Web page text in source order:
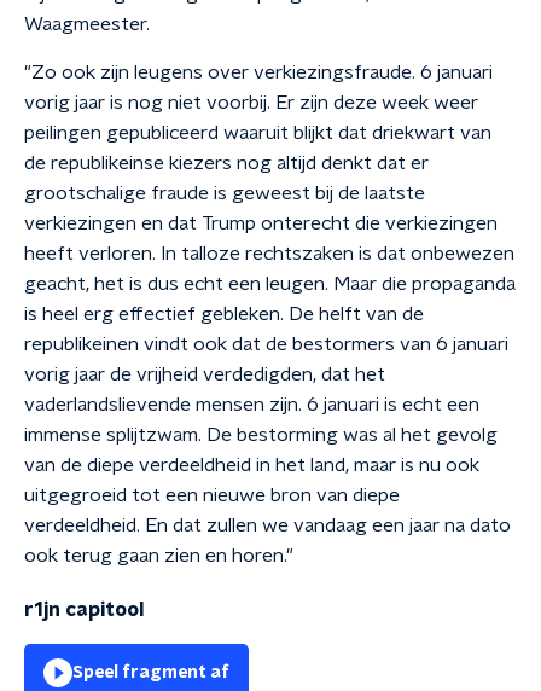
Waagmeester.
"Zo ook zijn leugens over verkiezingsfraude. 6 januari
vorig jaar is nog niet voorbij. Er zijn deze week weer
peilingen gepubliceerd waaruit blijkt dat driekwart van
de republikeinse kiezers nog altijd denkt dat er
grootschalige fraude is geweest bij de laatste
verkiezingen en dat Trump onterecht die verkiezingen
heeft verloren. In talloze rechtszaken is dat onbewezen
geacht, het is dus echt een leugen. Maar die propaganda
is heel erg effectief gebleken. De helft van de
republikeinen vindt ook dat de bestormers van 6 januari
vorig jaar de vrijheid verdedigden, dat het
vaderlandslievende mensen zijn. 6 januari is echt een
immense splijtzwam. De bestorming was al het gevolg
van de diepe verdeeldheid in het land, maar is nu ook
uitgegroeid tot een nieuwe bron van diepe
verdeeldheid. En dat zullen we vandaag een jaar na dato
ook terug gaan zien en horen."
r1jn capitool
Speel fragment af